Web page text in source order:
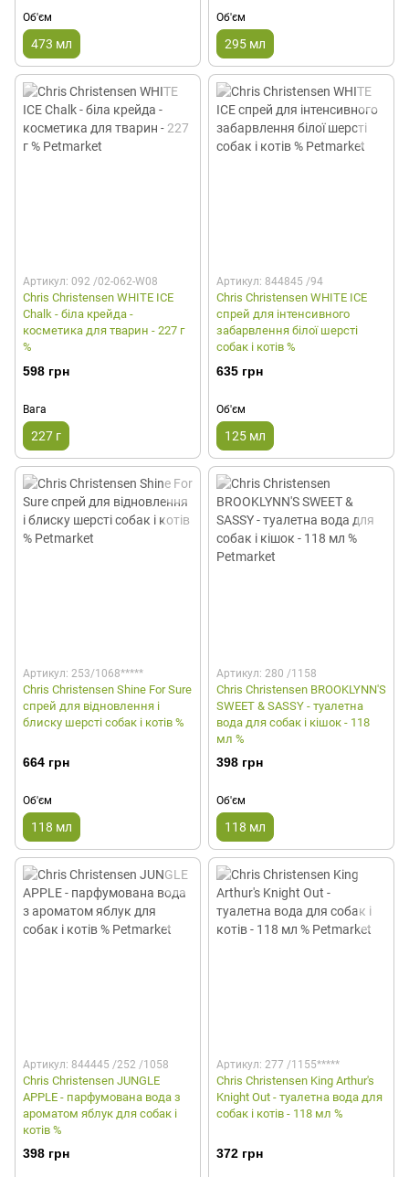
Об'єм
473 мл
Об'єм
295 мл
Артикул: 092 /02-062-W08
Chris Christensen WHITE ICE
Chalk - біла крейда -
косметика для тварин - 227 г
%
598 грн
Вага
227 г
Артикул: 844845 /94
Chris Christensen WHITE ICE
спрей для інтенсивного
забарвлення білої шерсті
собак і котів %
635 грн
Об'єм
125 мл
Артикул: 253/1068*****
Chris Christensen Shine For Sure
спрей для відновлення і
блиску шерсті собак і котів %
664 грн
Об'єм
118 мл
Артикул: 280 /1158
Chris Christensen BROOKLYNN'S
SWEET & SASSY - туалетна
вода для собак і кішок - 118
мл %
398 грн
Об'єм
118 мл
Артикул: 844445 /252 /1058
Chris Christensen JUNGLE
APPLE - парфумована вода з
ароматом яблук для собак і
котів %
398 грн
Артикул: 277 /1155*****
Chris Christensen King Arthur's
Knight Out - туалетна вода для
собак і котів - 118 мл %
372 грн